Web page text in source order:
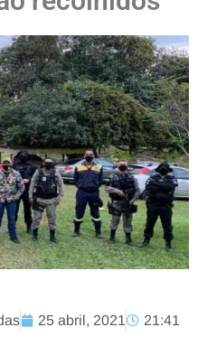
25 abril, 2021 21:41